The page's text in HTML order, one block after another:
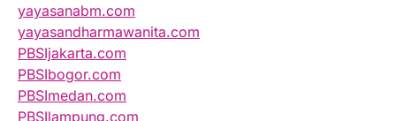
yayasanabm.com
yayasandharmawanita.com
PBSIjakarta.com
PBSIbogor.com
PBSImedan.com
PBSIlampung.com